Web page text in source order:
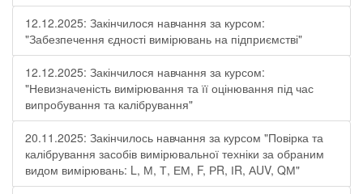
12.12.2025: Закінчилося навчання за курсом:
"Забезпечення єдності вимірювань на підприємстві"
12.12.2025: Закінчилося навчання за курсом:
"Невизначеність вимірювання та її оцінювання під час
випробування та калібрування"
20.11.2025: Закінчилось навчання за курсом "Повірка та
калібрування засобів вимірювальної техніки за обраним
видом вимірювань: L, М, Т, ЕМ, F, РR, ІR, АUV, QМ"